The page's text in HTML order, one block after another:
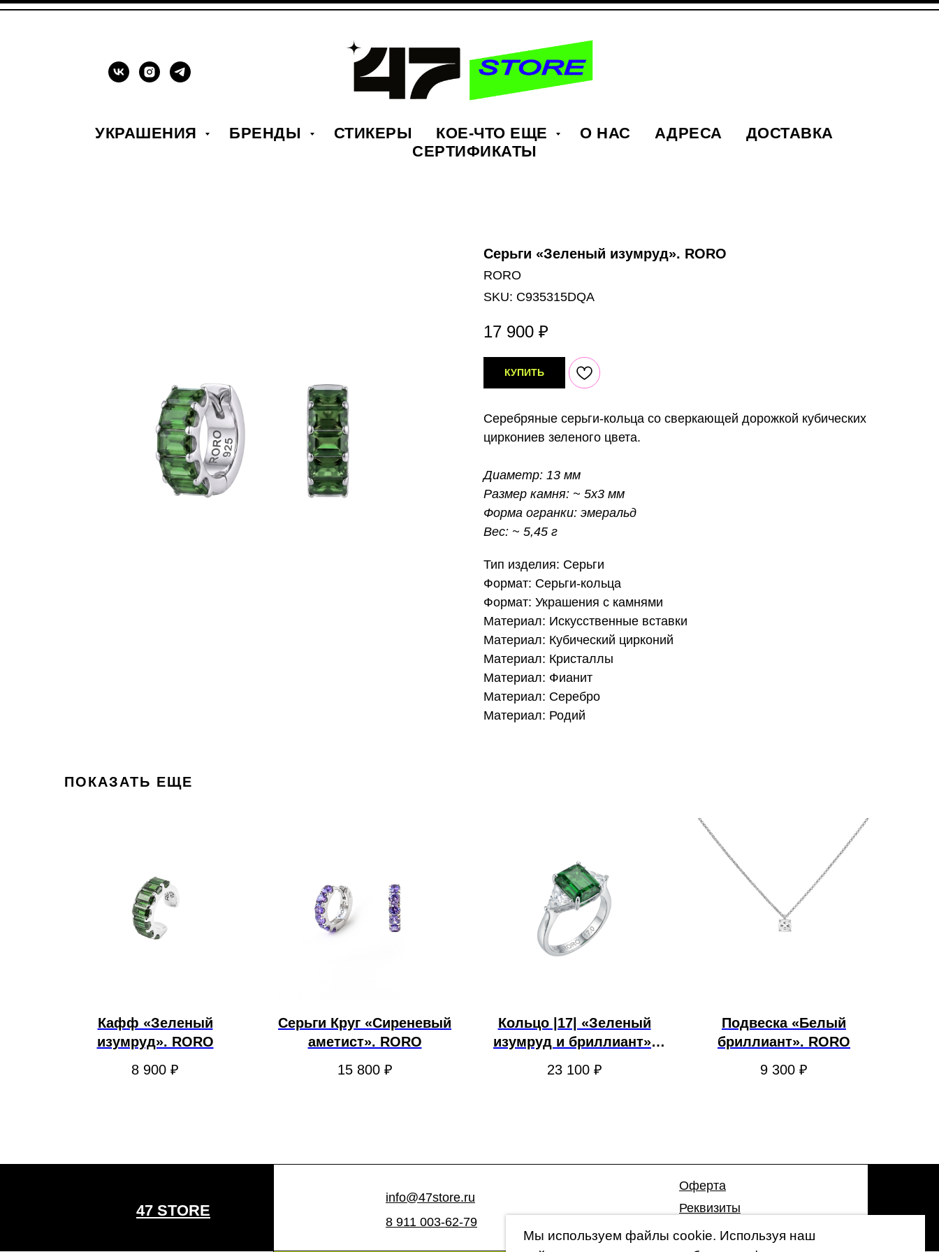
УКРАШЕНИЯ БРЕНДЫ СТИКЕРЫ КОЕ-ЧТО ЕЩЕ О НАС АДРЕСА
ДОСТАВКА
СЕРТИФИКАТЫ
Мы используем файлы cookie. Используя наш
Серьги «Зеленый изумруд». RORO
RORO
SKU: C935315DQA
17 900 ₽
КУПИТЬ
Серебряные серьги-кольца со сверкающей дорожкой кубических
циркониев зеленого цвета.
Диаметр: 13 мм
Размер камня: ~ 5x3 мм
Форма огранки: эмеральд
Вес: ~ 5,45 г
Тип изделия: Серьги
Формат: Серьги-кольца
Формат: Украшения с камнями
Материал: Искусственные вставки
Материал: Кубический цирконий
Материал: Кристаллы
Материал: Фианит
Материал: Серебро
Материал: Родий
ПОКАЗАТЬ ЕЩЕ
Кафф «Зеленый
изумруд». RORO
8 900 ₽
Серьги Круг «Сиреневый
аметист». RORO
15 800 ₽
Кольцо |17| «Зеленый
изумруд и бриллиант».
23 100 ₽
Подвеска «Белый
бриллиант». RORO
9 300 ₽
info@47store.ru
Оферта
Реквизиты
Гарантия
47 STORE
8 911 003-62-79